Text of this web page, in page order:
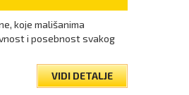
koje mališanima
i posebnost svakog
VIDI DETALJE